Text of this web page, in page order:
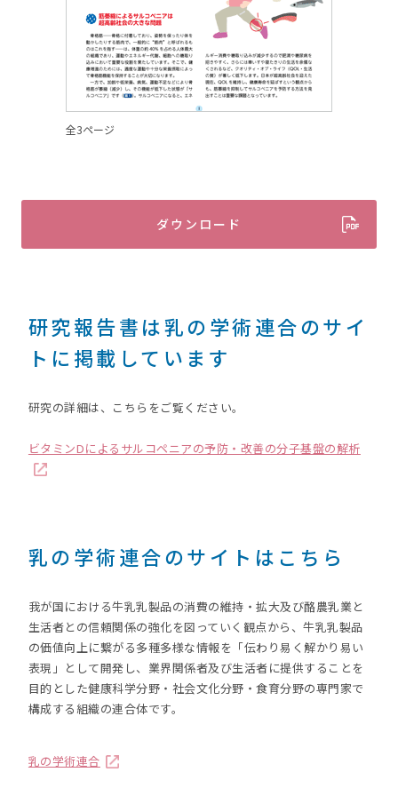
全3ページ
ダウンロード
研究報告書は乳の学術連合のサイ
トに掲載しています
研究の詳細は、こちらをご覧ください。
ビタミンDによるサルコペニアの予防・改善の分子基盤の解析
乳の学術連合のサイトはこちら
我が国における牛乳乳製品の消費の維持・拡大及び酪農乳業と
生活者との信頼関係の強化を図っていく観点から、牛乳乳製品
の価値向上に繋がる多種多様な情報を「伝わり易く解かり易い
表現」として開発し、業界関係者及び生活者に提供することを
目的とした健康科学分野・社会文化分野・食育分野の専門家で
構成する組織の連合体です。
乳の学術連合